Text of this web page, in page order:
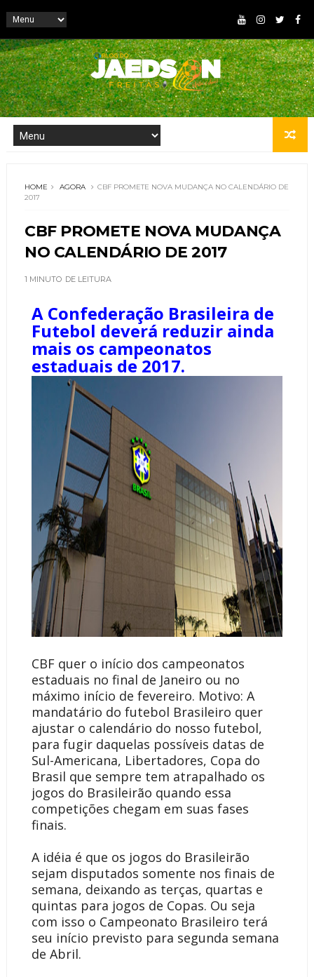
HOME AGORA
CBF PROMETE NOVA MUDANÇA NO CALENDÁRIO DE
2017
CBF PROMETE NOVA MUDANÇA
NO CALENDÁRIO DE 2017
1 MINUTO DE LEITURA
A Confederação Brasileira de
Futebol deverá reduzir ainda
mais os campeonatos
estaduais de 2017.
CBF quer o início dos campeonatos
estaduais no final de Janeiro ou no
máximo início de fevereiro. Motivo: A
mandatário do futebol Brasileiro quer
ajustar o calendário do nosso futebol,
para fugir daquelas possíveis datas de
Sul-Americana, Libertadores, Copa do
Brasil que sempre tem atrapalhado os
jogos do Brasileirão quando essa
competições chegam em suas fases
finais.
A idéia é que os jogos do Brasileirão
sejam disputados somente nos finais de
semana, deixando as terças, quartas e
quintas para jogos de Copas. Ou seja
com isso o Campeonato Brasileiro terá
seu início previsto para segunda semana
de Abril.